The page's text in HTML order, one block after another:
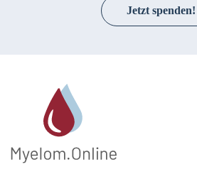
Jetzt spenden!